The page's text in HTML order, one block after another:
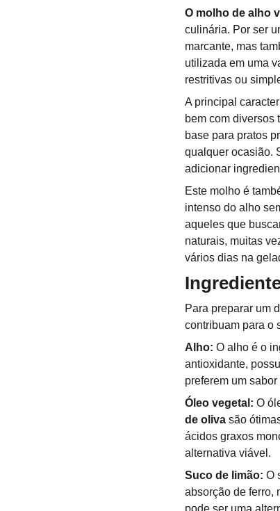
O molho de alho
culinária. Por ser
marcante, mas
utilizada em uma
restritivas ou
A principal
bem com diversos
base para pratos
qualquer ocasião.
adicionar
Este molho é
intenso do alho
aqueles que
naturais, muitas
vários dias na
Para preparar um
contribuam para o
Alho: O alho é o
antioxidante,
preferem um
Óleo vegetal: O
de oliva são
ácidos graxos
alternativa viável.
Suco de limão: O
absorção de ferro,
pode ser uma